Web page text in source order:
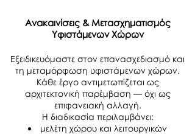
Ανακαινίσεις & Μετασχηματισμός
Υφιστάμενων Χώρων
Εξειδικευόμαστε στον επανασχεδιασμό και
τη μεταμόρφωση υφιστάμενων χώρων.
Κάθε έργο αντιμετωπίζεται ως
αρχιτεκτονική παρέμβαση — όχι ως
επιφανειακή αλλαγή.
Η διαδικασία περιλαμβάνει:
μελέτη χώρου και λειτουργικών